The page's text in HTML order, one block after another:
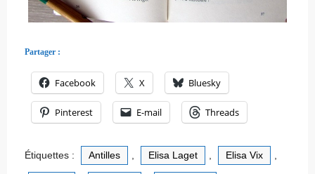
Partager :
Facebook X Bluesky
Pinterest E-mail Threads
Étiquettes : Antilles Elisa Laget Elisa Vix